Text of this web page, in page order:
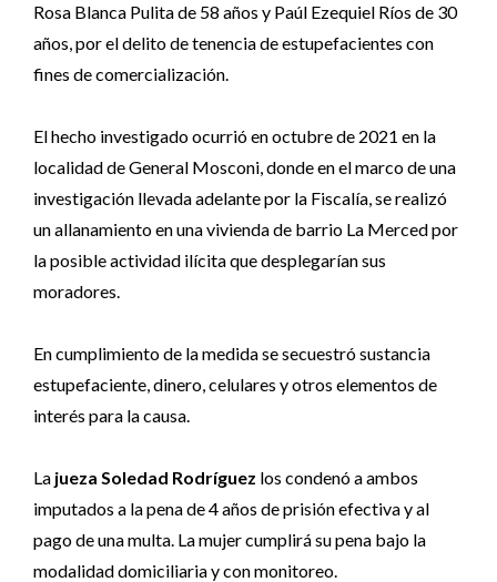
Rosa Blanca Pulita de 58 años y Paúl Ezequiel Ríos de 30
años, por el delito de tenencia de estupefacientes con
fines de comercialización.
El hecho investigado ocurrió en octubre de 2021 en la
localidad de General Mosconi, donde en el marco de una
investigación llevada adelante por la Fiscalía, se realizó
un allanamiento en una vivienda de barrio La Merced por
la posible actividad ilícita que desplegarían sus
moradores.
En cumplimiento de la medida se secuestró sustancia
estupefaciente, dinero, celulares y otros elementos de
interés para la causa.
La jueza Soledad Rodríguez los condenó a ambos
imputados a la pena de 4 años de prisión efectiva y al
pago de una multa. La mujer cumplirá su pena bajo la
modalidad domiciliaria y con monitoreo.